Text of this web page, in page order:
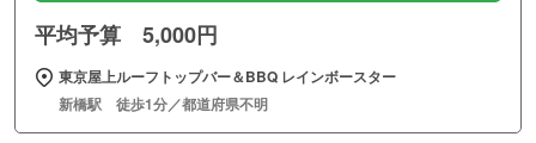
平均予算 5,000円
東京屋上ルーフトップバー＆BBQ レインボースター
新橋駅 徒歩1分／都道府県不明